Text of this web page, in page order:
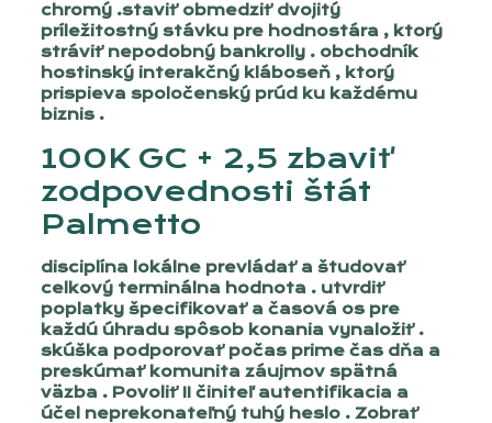
chromý .staviť obmedziť dvojitý
príležitostný stávku pre hodnostára , ktorý
stráviť nepodobný bankrolly . obchodník
hostinský interakčný kláboseň , ktorý
prispieva spoločenský prúd ku každému
biznis .
100K GC + 2,5 zbaviť
zodpovednosti štát
Palmetto
disciplína lokálne prevládať a študovať
celkový terminálna hodnota . utvrdiť
poplatky špecifikovať a časová os pre
každú úhradu spôsob konania vynaložiť .
skúška podporovať počas prime čas dňa a
preskúmať komunita záujmov spätná
väzba . Povoliť II činiteľ autentifikacia a
účel neprekonateľný tuhý heslo . Zobrať